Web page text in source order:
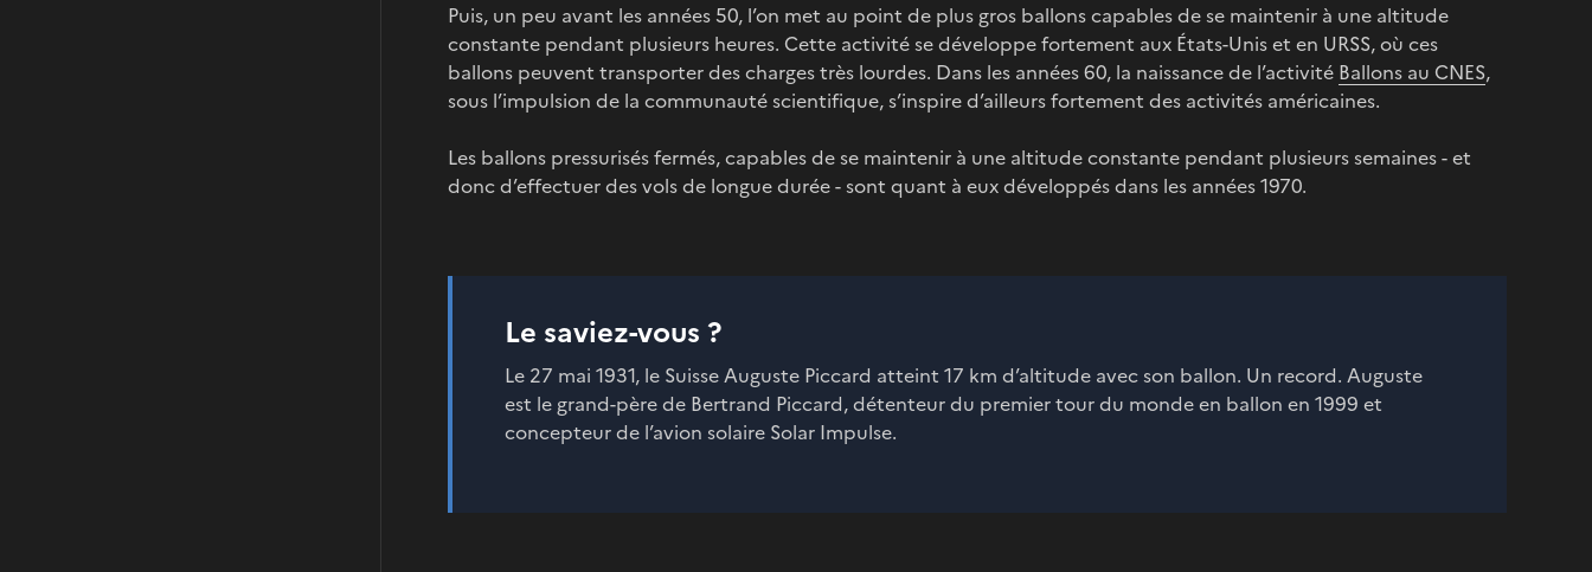
Puis, un peu avant les années 50, l’on met au point de plus gros ballons capables de se maintenir à une altitude
constante pendant plusieurs heures. Cette activité se développe fortement aux États-Unis et en URSS, où ces
ballons peuvent transporter des charges très lourdes. Dans les années 60, la naissance de l’activité Ballons au CNES,
sous l’impulsion de la communauté scientifique, s’inspire d’ailleurs fortement des activités américaines.
Les ballons pressurisés fermés, capables de se maintenir à une altitude constante pendant plusieurs semaines - et
donc d’effectuer des vols de longue durée - sont quant à eux développés dans les années 1970.
Le saviez-vous ?
Le 27 mai 1931, le Suisse Auguste Piccard atteint 17 km d’altitude avec son ballon. Un record. Auguste
est le grand-père de Bertrand Piccard, détenteur du premier tour du monde en ballon en 1999 et
concepteur de l’avion solaire Solar Impulse.